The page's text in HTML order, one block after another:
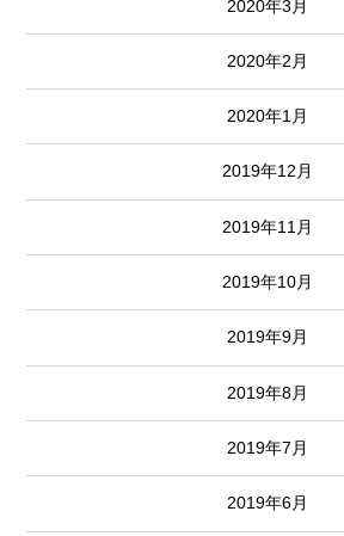
2020年3月
2020年2月
2020年1月
2019年12月
2019年11月
2019年10月
2019年9月
2019年8月
2019年7月
2019年6月